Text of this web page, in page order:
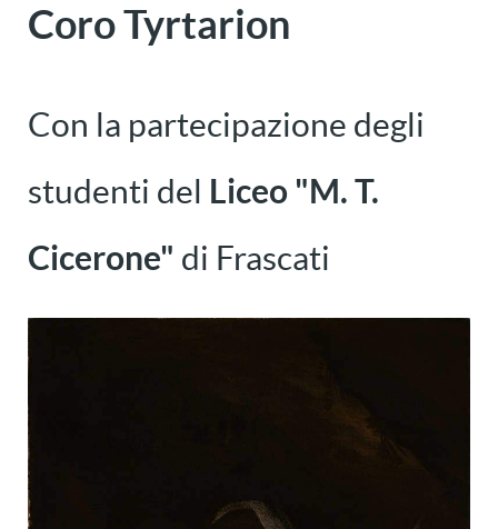
Coro Tyrtarion
Con la partecipazione degli
studenti del Liceo "M. T.
Cicerone" di Frascati